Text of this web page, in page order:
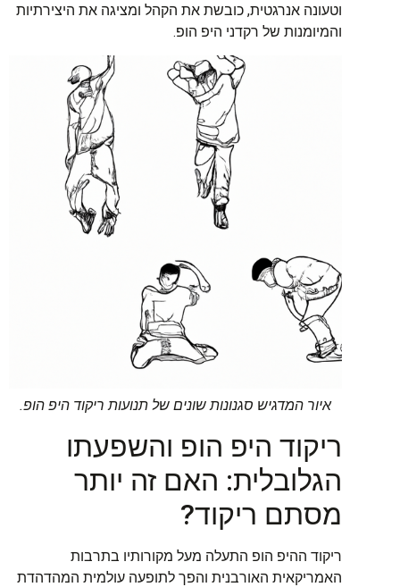
וטעונה אנרגטית, כובשת את הקהל ומציגה את היצירתיות
והמיומנות של רקדני היפ הופ.
איור המדגיש סגנונות שונים של תנועות ריקוד היפ הופ.
ריקוד היפ הופ והשפעתו
הגלובלית: האם זה יותר
מסתם ריקוד?
ריקוד ההיפ הופ התעלה מעל מקורותיו בתרבות
האמריקאית האורבנית והפך לתופעה עולמית המהדהדת